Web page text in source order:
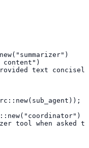
content")
text
tool when asked